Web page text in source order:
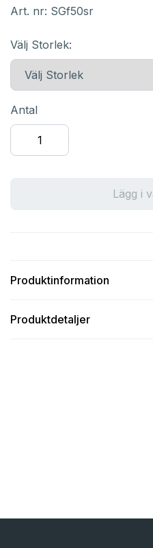
Art. nr: SGf50sr
Välj Storlek:
Antal
Lägg i
Produktinformation
Produktdetaljer